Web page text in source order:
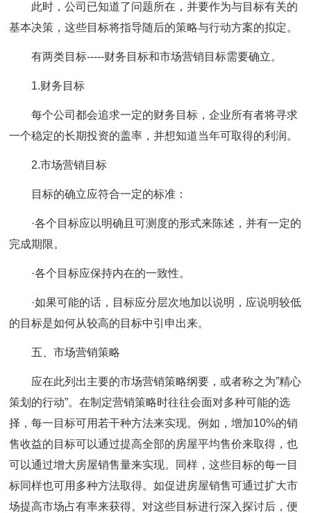
此时，公司已知道了问题所在，并要作为与目标有关的
基本决策，这些目标将指导随后的策略与行动方案的拟定。
有两类目标-----财务目标和市场营销目标需要确立。
1.财务目标
每个公司都会追求一定的财务目标，企业所有者将寻求
一个稳定的长期投资的盖率，并想知道当年可取得的利润。
2.市场营销目标
目标的确立应符合一定的标准：
·各个目标应以明确且可测度的形式来陈述，并有一定的
完成期限。
·各个目标应保持内在的一致性。
·如果可能的话，目标应分层次地加以说明，应说明较低
的目标是如何从较高的目标中引申出来。
五、市场营销策略
应在此列出主要的市场营销策略纲要，或者称之为”精心
策划的行动”。在制定营销策略时往往会面对多种可能的选
择，每一目标可用若干种方法来实现。例如，增加10%的销
售收益的目标可以通过提高全部的房屋平均售价来取得，也
可以通过增大房屋销售量来实现。同样，这些目标的每一目
标同样也可用多种方法取得。如促进房屋销售可通过扩大市
场提高市场占有率来获得。对这些目标进行深入探讨后，便